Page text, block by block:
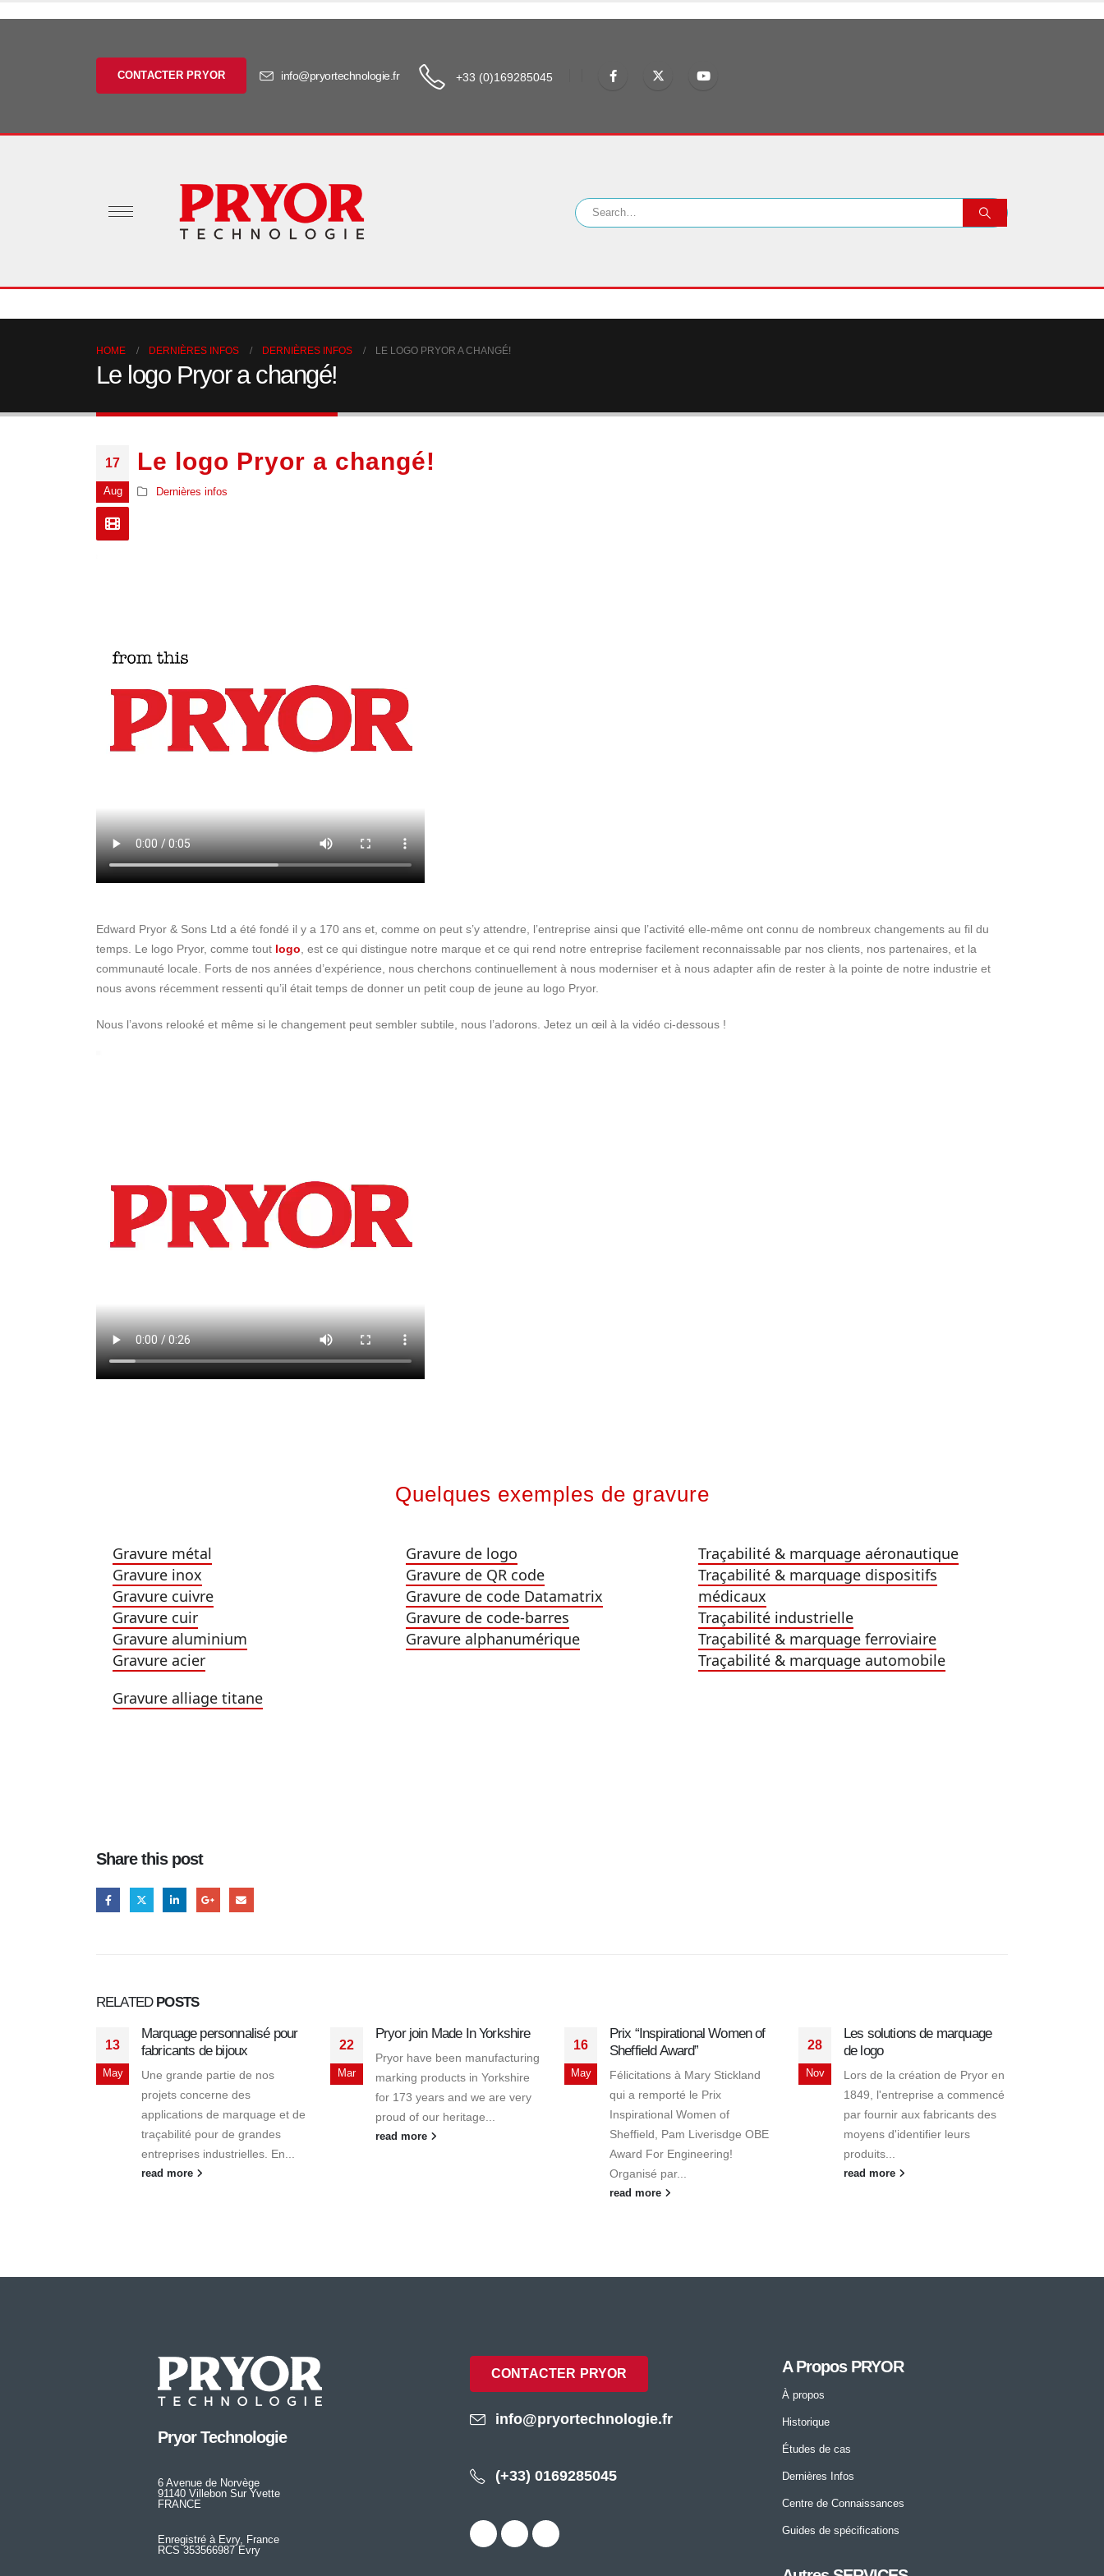
CONTACTER PRYOR info@pryortechnologie.fr +33 (0)169285045
HOME DERNIÈRES INFOS DERNIÈRES INFOS LE LOGO PRYOR A CHANGÉ!
Le logo Pryor a changé!
17
Aug
Le logo Pryor a changé!
Dernières infos
Edward Pryor & Sons Ltd a été fondé il y a 170 ans et, comme on peut s’y attendre, l’entreprise ainsi que l’activité elle-même ont connu de nombreux changements au fil du
temps. Le logo Pryor, comme tout logo , est ce qui distingue notre marque et ce qui rend notre entreprise facilement reconnaissable par nos clients, nos partenaires, et la
communauté locale. Forts de nos années d’expérience, nous cherchons continuellement à nous moderniser et à nous adapter afin de rester à la pointe de notre industrie et
nous avons récemment ressenti qu’il était temps de donner un petit coup de jeune au logo Pryor.
Nous l’avons relooké et même si le changement peut sembler subtile, nous l’adorons. Jetez un œil à la vidéo ci-dessous !
Quelques exemples de gravure
Gravure métal
Gravure inox
Gravure cuivre
Gravure cuir
Gravure aluminium
Gravure acier
Gravure alliage titane
Gravure de logo
Gravure de QR code
Gravure de code Datamatrix
Gravure de code-barres
Gravure alphanumérique
Traçabilité & marquage aéronautique
Traçabilité & marquage dispositifs
médicaux
Traçabilité industrielle
Traçabilité & marquage ferroviaire
Traçabilité & marquage automobile
Share this post
RELATED POSTS
13
May
Marquage personnalisé pour
fabricants de bijoux
Une grande partie de nos
projets concerne des
applications de marquage et de
traçabilité pour de grandes
entreprises industrielles. En...
read more
22
Mar
Pryor join Made In Yorkshire
Pryor have been manufacturing
marking products in Yorkshire
for 173 years and we are very
proud of our heritage...
read more
16
May
Prix “Inspirational Women of
Sheffield Award”
Félicitations à Mary Stickland
qui a remporté le Prix
Inspirational Women of
Sheffield, Pam Liverisdge OBE
Award For Engineering!
Organisé par...
read more
28
Nov
Les solutions de marquage
de logo
Lors de la création de Pryor en
1849, l'entreprise a commencé
par fournir aux fabricants des
moyens d'identifier leurs
produits...
read more
Pryor Technologie
6 Avenue de Norvège
91140 Villebon Sur Yvette
FRANCE
Enregistré à Evry, France
RCS 353566987 Evry
CONTACTER PRYOR
info@pryortechnologie.fr
(+33) 0169285045
A Propos PRYOR
À propos
Historique
Études de cas
Dernières Infos
Centre de Connaissances
Guides de spécifications